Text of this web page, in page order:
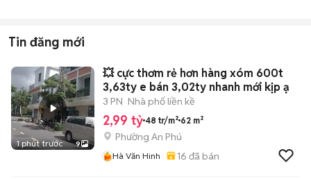
Tin đăng mới
1 phút trước 9
💥 cực thơm rẻ hơn hàng xóm 600t
3,63ty e bán 3,02ty nhanh mới kịp ạ
3 PN Nhà phố liền kề
2,99 tỷ 48 tr/m² 62 m²
Phường An Phú
Hà Văn Hinh 16 đã bán